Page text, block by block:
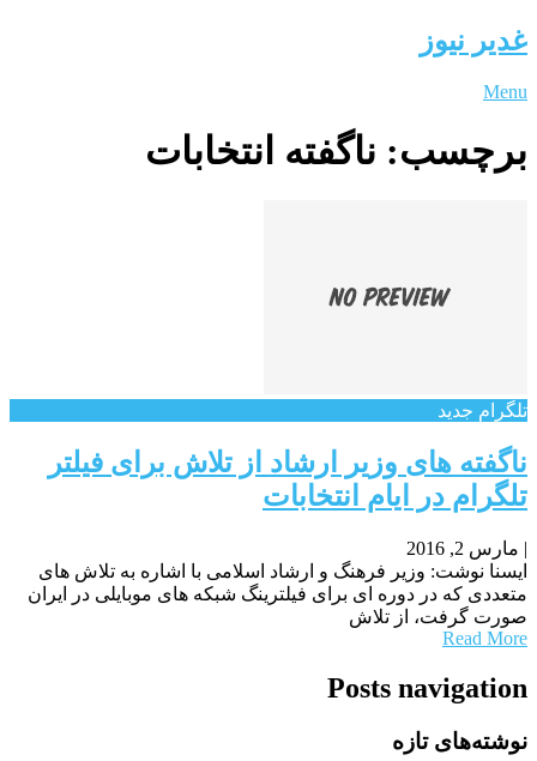
غدیر نیوز
Menu
برچسب: ناگفته انتخابات
تلگرام جدید
ناگفته های وزیر ارشاد از تلاش برای فیلتر
تلگرام در ایام انتخابات
| مارس 2, 2016
ایسنا نوشت: وزیر فرهنگ و ارشاد اسلامی با اشاره به تلاش های
متعددی که در دوره ای برای فیلترینگ شبکه های موبایلی در ایران
صورت گرفت، از تلاش
Read More
Posts navigation
نوشته‌های تازه